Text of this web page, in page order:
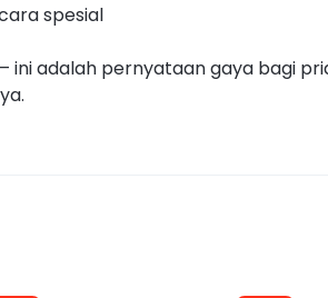
spesial
ini adalah pernyataan gaya bagi